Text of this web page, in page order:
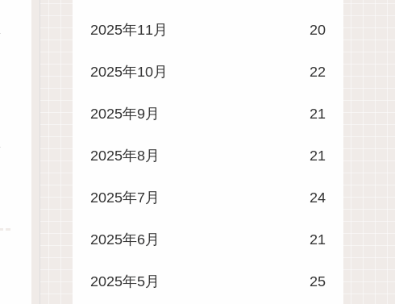
2025年11月 20
2025年10月 22
2025年9月 21
2025年8月 21
2025年7月 24
2025年6月 21
2025年5月 25